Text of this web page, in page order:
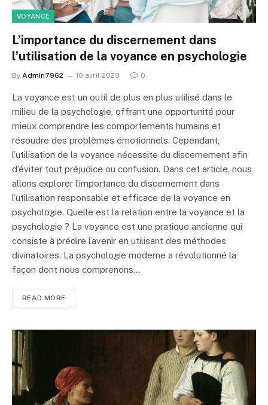
VOYANCE
L’importance du discernement dans
l’utilisation de la voyance en psychologie
By Admin7962 10 avril 2023 0
La voyance est un outil de plus en plus utilisé dans le
milieu de la psychologie, offrant une opportunité pour
mieux comprendre les comportements humains et
résoudre des problèmes émotionnels. Cependant,
l’utilisation de la voyance nécessite du discernement afin
d’éviter tout préjudice ou confusion. Dans cet article, nous
allons explorer l’importance du discernement dans
l’utilisation responsable et efficace de la voyance en
psychologie. Quelle est la relation entre la voyance et la
psychologie ? La voyance est une pratique ancienne qui
consiste à prédire l’avenir en utilisant des méthodes
divinatoires. La psychologie moderne a révolutionné la
façon dont nous comprenons…
READ MORE